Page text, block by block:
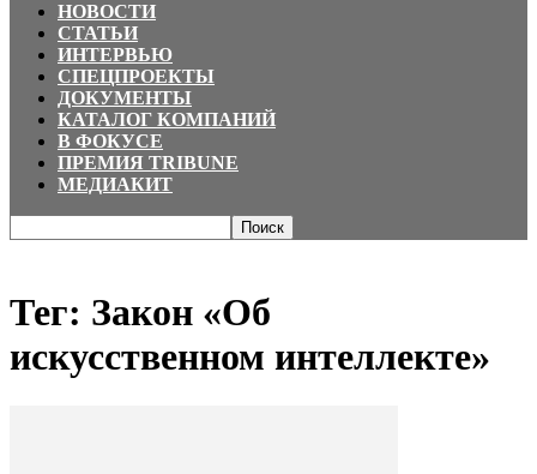
НОВОСТИ
СТАТЬИ
ИНТЕРВЬЮ
СПЕЦПРОЕКТЫ
ДОКУМЕНТЫ
КАТАЛОГ КОМПАНИЙ
В ФОКУСЕ
ПРЕМИЯ TRIBUNE
МЕДИАКИТ
Тег: Закон «Об
искусственном интеллекте»